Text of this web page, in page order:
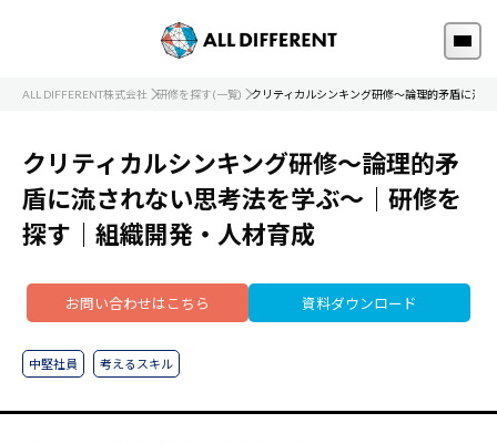
ALL DIFFERENT株式会社 研修を探す(一覧) クリティカルシンキング研修～論理的矛盾に流
クリティカルシンキング研修～論理的矛
盾に流されない思考法を学ぶ～｜研修を
探す｜組織開発・人材育成
中堅社員 考えるスキル
お問い合わせはこちら 資料ダウンロード